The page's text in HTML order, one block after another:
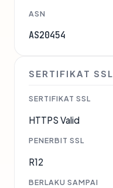
ASN
AS20454
SERTIFIKAT SSL
SERTIFIKAT SSL
HTTPS Valid
PENERBIT SSL
R12
BERLAKU SAMPAI